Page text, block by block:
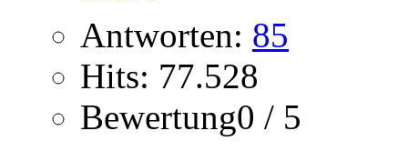
Antworten: 85
Hits: 77.528
Bewertung0 / 5